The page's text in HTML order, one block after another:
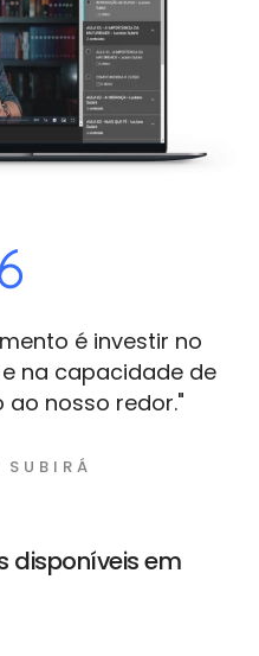
é investir no
na capacidade de
nosso redor."
disponíveis em